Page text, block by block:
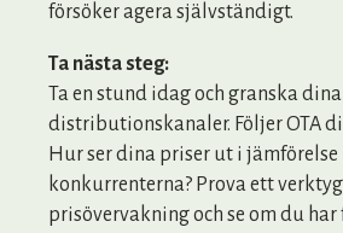
försöker agera självständigt.
Ta nästa steg:
Ta en stund idag och granska
distributionskanaler. Följer OTA
Hur ser dina priser ut i jämförelse
konkurrenterna? Prova ett
prisövervakning och se om du